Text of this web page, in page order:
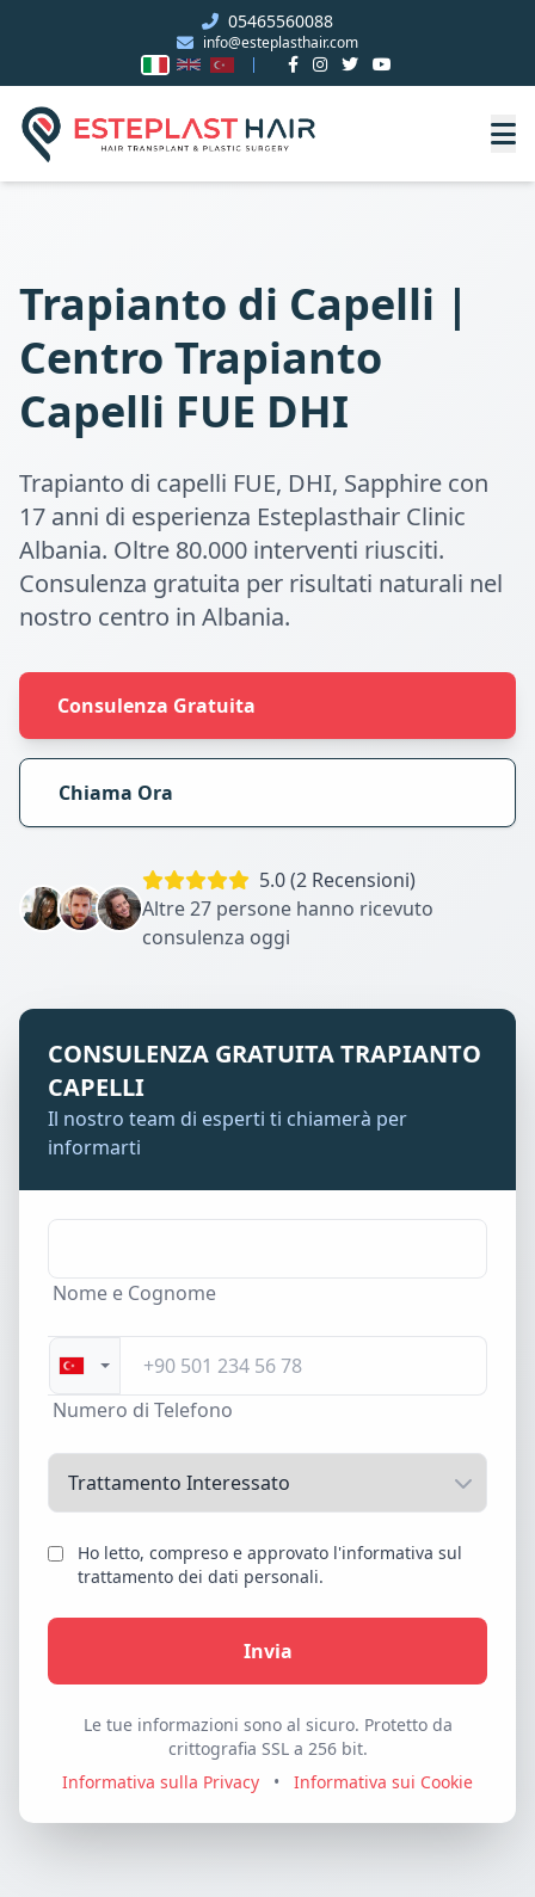
05465560088
info@esteplasthair.com
Trapianto di Capelli |
Centro Trapianto
Capelli FUE DHI
Trapianto di capelli FUE, DHI, Sapphire con
17 anni di esperienza Esteplasthair Clinic
Albania. Oltre 80.000 interventi riusciti.
Consulenza gratuita per risultati naturali nel
nostro centro in Albania.
Consulenza Gratuita
Chiama Ora
5.0 (2 Recensioni)
Altre 27 persone hanno ricevuto
consulenza oggi
CONSULENZA GRATUITA TRAPIANTO
CAPELLI
Il nostro team di esperti ti chiamerà per
informarti
Nome e Cognome
Numero di Telefono
Ho letto, compreso e approvato l'informativa sul
trattamento dei dati personali.
Invia
Le tue informazioni sono al sicuro. Protetto da
crittografia SSL a 256 bit.
Informativa sulla Privacy
• Informativa sui Cookie